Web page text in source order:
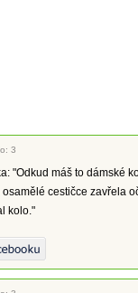
3
"Odkud máš to dámské
cestičce zavřela
kolo."